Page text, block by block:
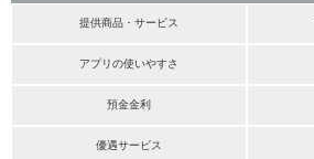
提供商品・サービス
アプリの使いやすさ
預金金利
優遇サービス